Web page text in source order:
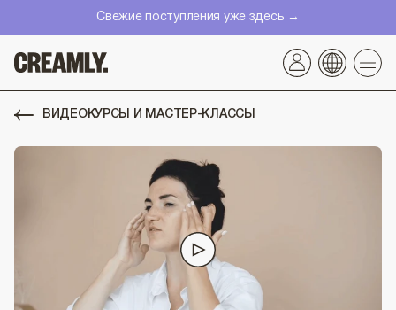
Перейти
к
контенту
Свежие поступления уже здесь →
ВИДЕОКУРСЫ И МАСТЕР-КЛАССЫ